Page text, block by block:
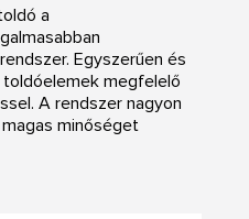
a
Egyszerűen és
megfelelő
A rendszer nagyon
minőséget